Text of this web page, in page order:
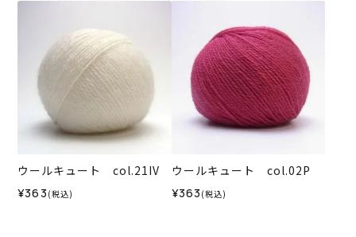
ウールキュート col.21IV
¥363 (税込)
ウールキュート col.02P
¥363 (税込)